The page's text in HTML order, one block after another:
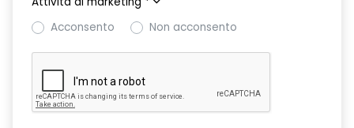
Acconsento
Non acconsento